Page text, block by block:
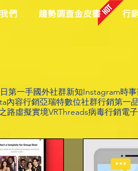
們 趨勢調查金皮書 行
第一手國外社群新知Instagram時
內容行銷亞瑞特數位社群行銷第一
路虛擬實境VRThreads病毒行銷電